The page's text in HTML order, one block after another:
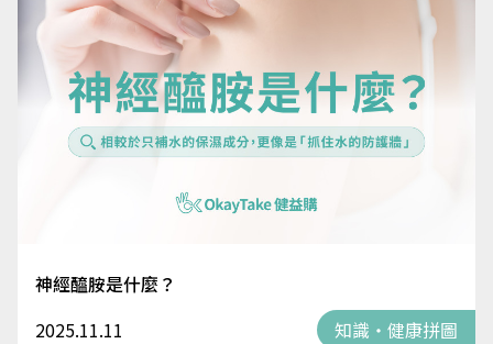
神經醯胺是什麼？
2025.11.11
知識・健康拼圖